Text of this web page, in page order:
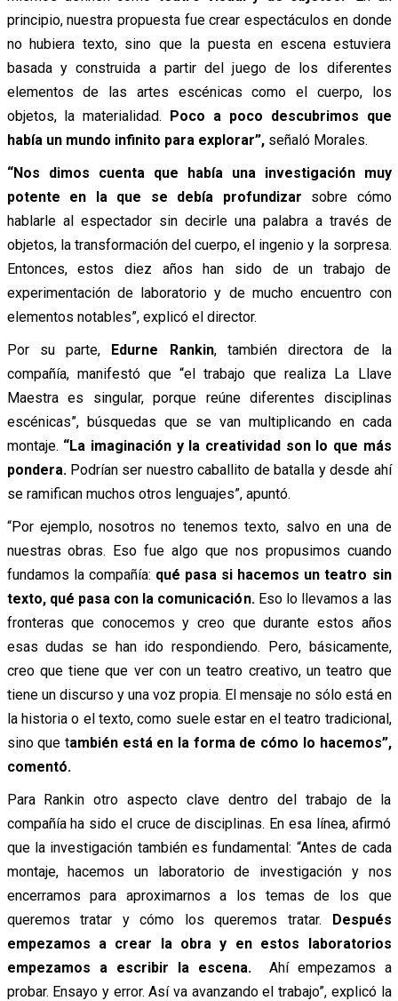
principio, nuestra propuesta fue crear espectáculos en donde
no hubiera texto, sino que la puesta en escena estuviera
basada y construida a partir del juego de los diferentes
elementos de las artes escénicas como el cuerpo, los
objetos, la materialidad. Poco a poco descubrimos que
había un mundo infinito para explorar”, señaló Morales.
“Nos dimos cuenta que había una investigación muy
potente en la que se debía profundizar sobre cómo
hablarle al espectador sin decirle una palabra a través de
objetos, la transformación del cuerpo, el ingenio y la sorpresa.
Entonces, estos diez años han sido de un trabajo de
experimentación de laboratorio y de mucho encuentro con
elementos notables”, explicó el director.
Por su parte, Edurne Rankin, también directora de la
compañía, manifestó que “el trabajo que realiza La Llave
Maestra es singular, porque reúne diferentes disciplinas
escénicas”, búsquedas que se van multiplicando en cada
montaje. “La imaginación y la creatividad son lo que más
pondera. Podrían ser nuestro caballito de batalla y desde ahí
se ramifican muchos otros lenguajes”, apuntó.
“Por ejemplo, nosotros no tenemos texto, salvo en una de
nuestras obras. Eso fue algo que nos propusimos cuando
fundamos la compañía: qué pasa si hacemos un teatro sin
texto, qué pasa con la comunicación. Eso lo llevamos a las
fronteras que conocemos y creo que durante estos años
esas dudas se han ido respondiendo. Pero, básicamente,
creo que tiene que ver con un teatro creativo, un teatro que
tiene un discurso y una voz propia. El mensaje no sólo está en
la historia o el texto, como suele estar en el teatro tradicional,
sino que también está en la forma de cómo lo hacemos”,
comentó.
Para Rankin otro aspecto clave dentro del trabajo de la
compañía ha sido el cruce de disciplinas. En esa línea, afirmó
que la investigación también es fundamental: “Antes de cada
montaje, hacemos un laboratorio de investigación y nos
encerramos para aproximarnos a los temas de los que
queremos tratar y cómo los queremos tratar. Después
empezamos a crear la obra y en estos laboratorios
empezamos a escribir la escena. Ahí empezamos a
probar. Ensayo y error. Así va avanzando el trabajo”, explicó la